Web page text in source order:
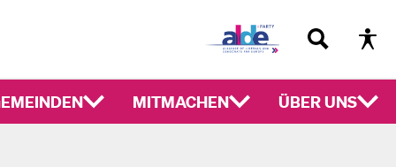
MITMACHEN ÜBER UNS